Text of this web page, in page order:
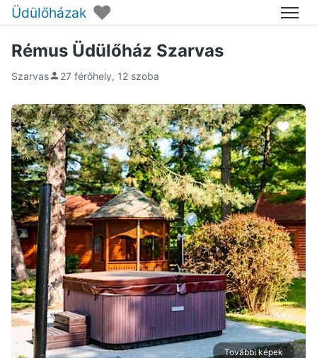
Üdülőházak ♥ Menü
Rémus Üdülőház Szarvas
Szarvas 27 férőhely, 12 szoba
További képek